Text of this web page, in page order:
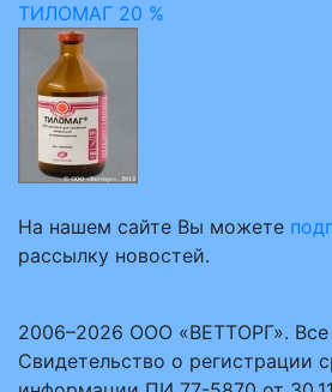
ТИЛОМАГ 20 %
На нашем сайте Вы можете
рассылку новостей.
2006–2026 ООО «ВЕТТОРГ».
Свидетельство о регистрации